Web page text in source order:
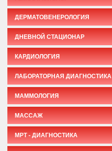
ДЕРМАТОВЕНЕРОЛОГИЯ
ДНЕВНОЙ СТАЦИОНАР
КАРДИОЛОГИЯ
ЛАБОРАТОРНАЯ ДИАГНОСТИКА
МАММОЛОГИЯ
МАССАЖ
МРТ - ДИАГНОСТИКА